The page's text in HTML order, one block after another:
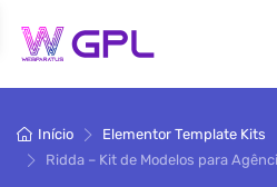
Início
Elementor Template Kits
Ridda – Kit de Modelos para